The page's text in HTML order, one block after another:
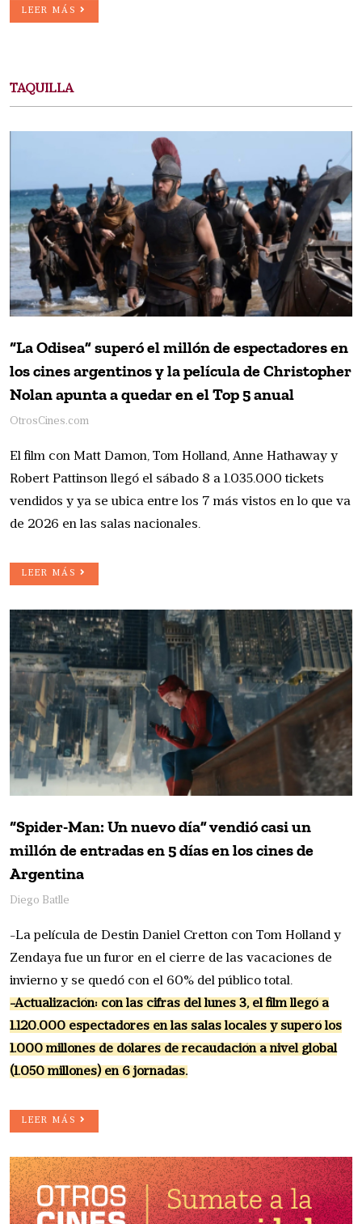
LEER MÁS
TAQUILLA
“La Odisea” superó el millón de espectadores en
los cines argentinos y la película de Christopher
Nolan apunta a quedar en el Top 5 anual
OtrosCines.com
El film con Matt Damon, Tom Holland, Anne Hathaway y
Robert Pattinson llegó el sábado 8 a 1.035.000 tickets
vendidos y ya se ubica entre los 7 más vistos en lo que va
de 2026 en las salas nacionales.
LEER MÁS
“Spider-Man: Un nuevo día” vendió casi un
millón de entradas en 5 días en los cines de
Argentina
Diego Batlle
-La película de Destin Daniel Cretton con Tom Holland y
Zendaya fue un furor en el cierre de las vacaciones de
invierno y se quedó con el 60% del público total.
-Actualización: con las cifras del lunes 3, el film llegó a
1.120.000 espectadores en las salas locales y superó los
1.000 millones de dólares de recaudación a nivel global
(1.050 millones) en 6 jornadas.
LEER MÁS